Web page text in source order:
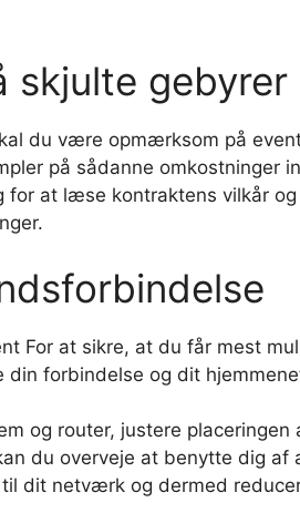
gebyrer
du være opmærksom på
på sådanne omkostninger
for at læse kontraktens vilkår
For at sikre, at du får mest
din forbindelse og dit
og router, justere
du overveje at benytte dig
dit netværk og dermed